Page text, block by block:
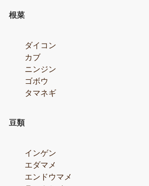
根菜
ダイコン
カブ
ニンジン
ゴボウ
タマネギ
豆類
インゲン
エダマメ
エンドウマメ